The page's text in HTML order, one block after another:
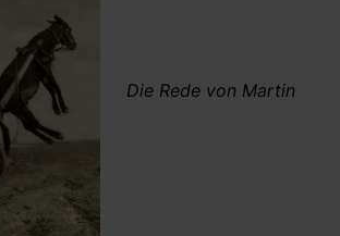
Die Rede von Martin